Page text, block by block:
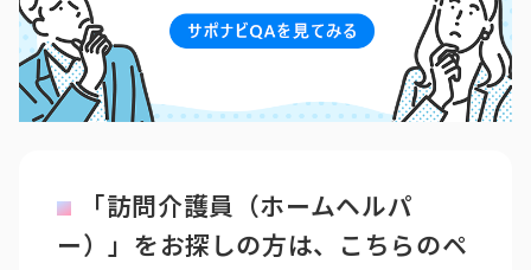
「訪問介護員（ホームヘルパ
ー）」をお探しの方は、こちらのペ